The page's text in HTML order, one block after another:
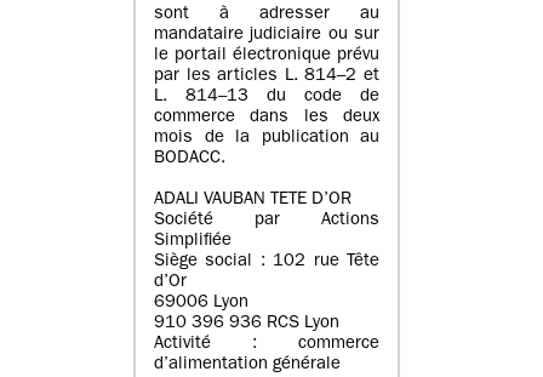
sont à adresser au
mandataire judiciaire ou sur
le portail électronique prévu
par les articles L. 814–2 et
L. 814–13 du code de
commerce dans les deux
mois de la publication au
BODACC.
ADALI VAUBAN TETE D’OR
Société par Actions
Simplifiée
Siège social : 102 rue Tête
d’Or
69006 Lyon
910 396 936 RCS Lyon
Activité : commerce
d’alimentation générale